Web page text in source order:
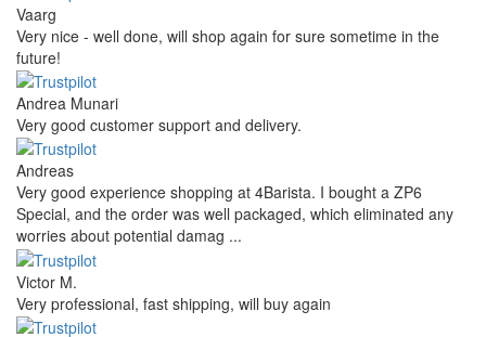
Vaarg
Very nice - well done, will shop again for sure sometime in the
future!
Andrea Munari
Very good customer support and delivery.
Andreas
Very good experience shopping at 4Barista. I bought a ZP6
Special, and the order was well packaged, which eliminated any
worries about potential damag ...
Victor M.
Very professional, fast shipping, will buy again